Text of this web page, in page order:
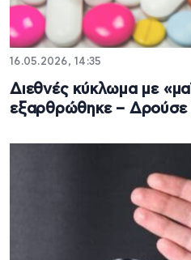
16.05.2026, 14:35
Διεθνές κύκλωμα με
εξαρθρώθηκε – Δρούσε